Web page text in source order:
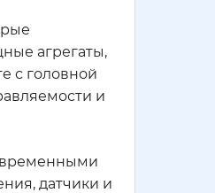
агрегаты,
с головной
и
датчики и